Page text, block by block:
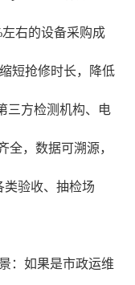
右的设备采购成
短抢修时长，降低
三方检测机构、电
全，数据可溯源，
验收、抽检场
：如果是市政运维